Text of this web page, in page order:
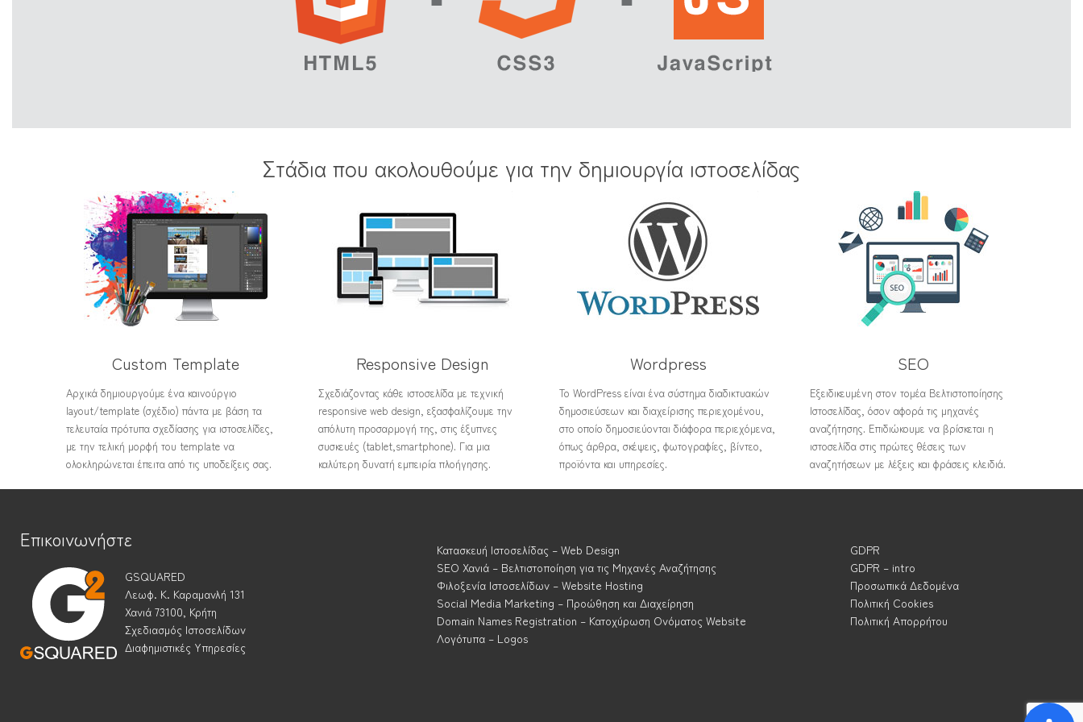
Στάδια που ακολουθούμε για την δημιουργία ιστοσελίδας
Custom Template
Αρχικά δημιουργούμε ένα καινούργιο
layout/template (σχέδιο) πάντα με βάση τα
τελευταία πρότυπα σχεδίασης για ιστοσελίδες,
με την τελική μορφή του template να
ολοκληρώνεται έπειτα από τις υποδείξεις σας.
Responsive Design
Σχεδιάζοντας κάθε ιστοσελίδα με τεχνική
responsive web design, εξασφαλίζουμε την
απόλυτη προσαρμογή της, στις έξυπνες
συσκευές (tablet,smartphone). Για μια
καλύτερη δυνατή εμπειρία πλοήγησης.
Wordpress
Το WordPress είναι ένα σύστημα διαδικτυακών
δημοσιεύσεων και διαχείρισης περιεχομένου,
στο οποίο δημοσιεύονται διάφορα περιεχόμενα,
όπως άρθρα, σκέψεις, φωτογραφίες, βίντεο,
προϊόντα και υπηρεσίες.
SEO
Εξειδικευμένη στον τομέα Βελτιστοποίησης
Ιστοσελίδας, όσον αφορά τις μηχανές
αναζήτησης. Επιδιώκουμε να βρίσκεται η
ιστοσελίδα στις πρώτες θέσεις των
αναζητήσεων με λέξεις και φράσεις κλειδιά.
Επικοινωνήστε
GSQUARED
Λεωφ. Κ. Καραμανλή 131
Χανιά 73100, Κρήτη
Σχεδιασμός Ιστοσελίδων
Διαφημιστικές Υπηρεσίες
Κατασκευή Ιστοσελίδας – Web Design
SEO Χανιά – Βελτιστοποίηση για τις Μηχανές Αναζήτησης
Φιλοξενία Ιστοσελίδων – Website Hosting
Social Media Marketing – Προώθηση και Διαχείρηση
Domain Names Registration – Κατοχύρωση Ονόματος Website
Λογότυπα – Logos
GDPR
GDPR – intro
Προσωπικά Δεδομένα
Πολιτική Cookies
Πολιτική Απορρήτου